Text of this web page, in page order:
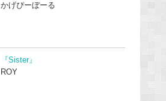
かげぴーぼーる
『Sister』
ROY